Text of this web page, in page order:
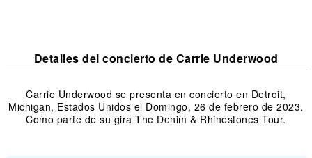
Detalles del concierto de Carrie Underwood
Carrie Underwood se presenta en concierto en Detroit,
Michigan, Estados Unidos el Domingo, 26 de febrero de 2023.
Como parte de su gira The Denim & Rhinestones Tour.